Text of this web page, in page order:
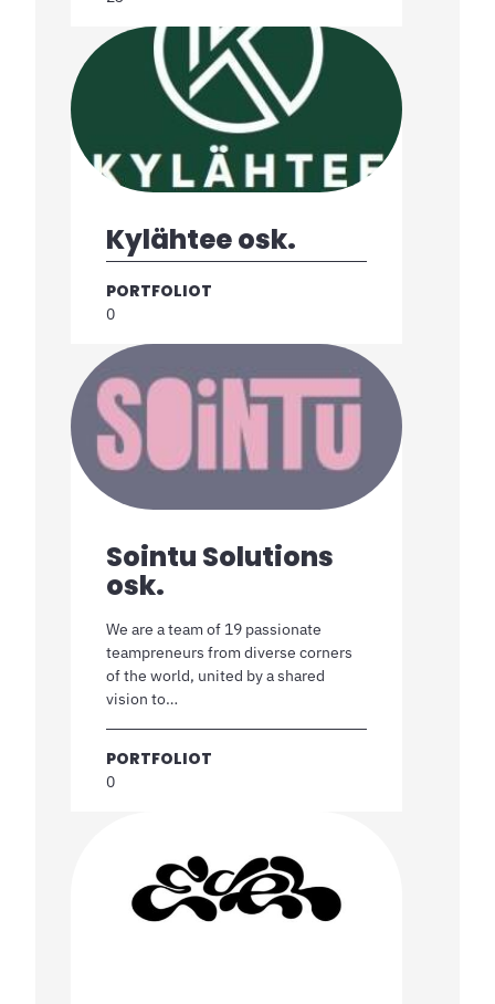
Kylähtee osk.
PORTFOLIOT
0
Sointu Solutions
osk.
We are a team of 19 passionate
teampreneurs from diverse corners
of the world, united by a shared
vision to…
PORTFOLIOT
0